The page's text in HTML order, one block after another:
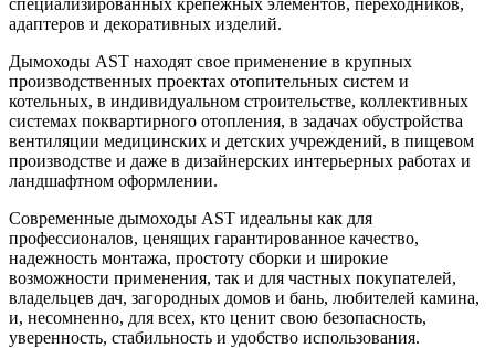
адаптеров и декоративных изделий.
Дымоходы AST находят свое применение в крупных
производственных проектах отопительных систем и
котельных, в индивидуальном строительстве, коллективных
системах поквартирного отопления, в задачах обустройства
вентиляции медицинских и детских учреждений, в пищевом
производстве и даже в дизайнерских интерьерных работах и
ландшафтном оформлении.
Современные дымоходы AST идеальны как для
профессионалов, ценящих гарантированное качество,
надежность монтажа, простоту сборки и широкие
возможности применения, так и для частных покупателей,
владельцев дач, загородных домов и бань, любителей камина,
и, несомненно, для всех, кто ценит свою безопасность,
уверенность, стабильность и удобство использования.